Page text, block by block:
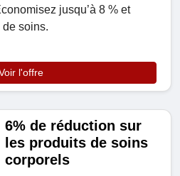
jusqu’à 8 % et
soins.
l'offre
6% de réduction sur
les produits de soins
corporels